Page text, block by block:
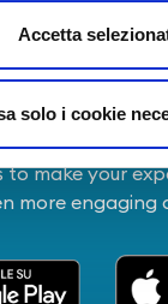
Accetta
solo i cookie
on
to make your
more engaging